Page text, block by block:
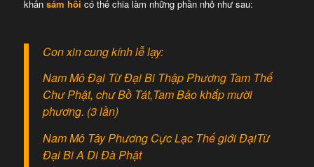
khấn sám hối có thể chia làm những phần nhỏ như sau:
Con xin cung kính lễ lạy:
Nam Mô Đại Từ Đại Bi Thập Phương Tam Thế
Chư Phật, chư Bồ Tát,Tam Bảo khắp mười
phương. (3 lần)
Nam Mô Tây Phương Cực Lạc Thế giới ĐạiTừ
Đại Bi A Di Đà Phật